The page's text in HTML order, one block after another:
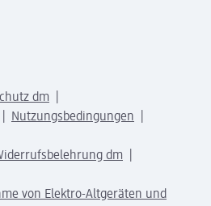
dm
Nutzungsbedingungen
dm
von Elektro-Altgeräten und